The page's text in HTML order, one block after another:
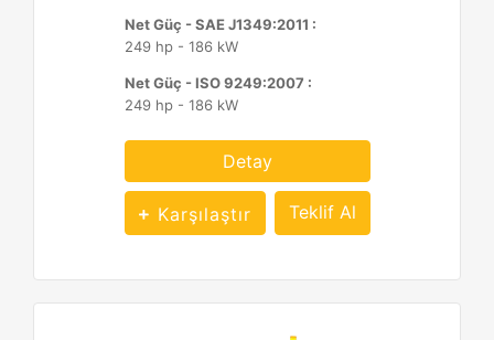
Net Güç - SAE J1349:2011 :
249 hp - 186 kW
Net Güç - ISO 9249:2007 :
249 hp - 186 kW
Detay
Karşılaştır Teklif Al